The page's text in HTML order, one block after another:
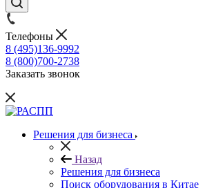
Телефоны
8 (495)136-9992
8 (800)700-2738
Заказать звонок
Решения для бизнеса
Назад
Решения для бизнеса
Поиск оборудования в Китае